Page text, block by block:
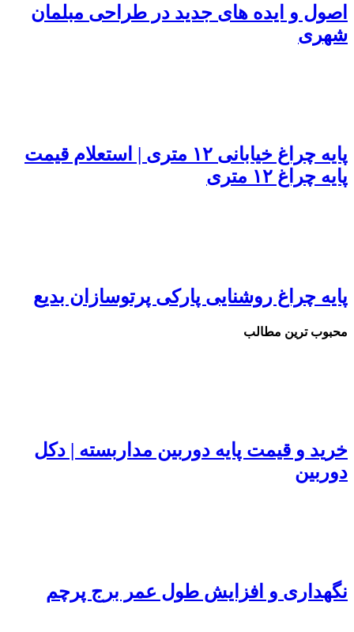
و ایده های جدید در طراحی مبلمان
پایه چراغ خیابانی ۱۲ متری | استعلام قیمت
چراغ ۱۲ متری
چراغ روشنایی پارکی پرتوسازان بدیع
ترین مطالب
و قیمت پایه دوربین مداربسته | دکل
و افزایش طول عمر برج پرچم